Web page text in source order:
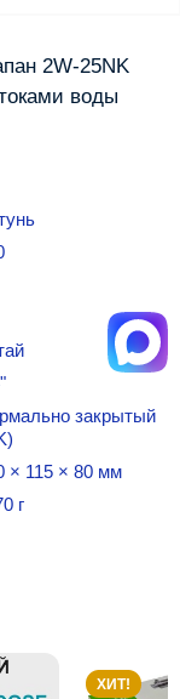
2W-25NK
воды
закрытый
× 115 × 80 мм
г
ХИТ!